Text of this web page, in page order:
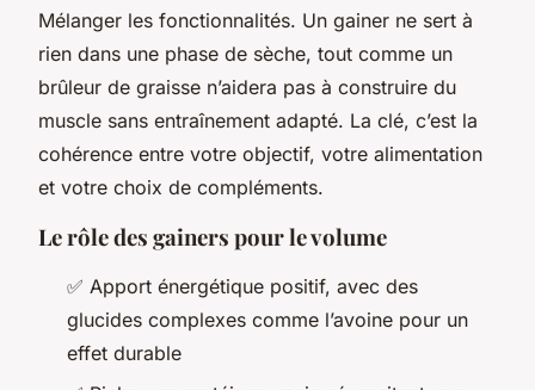
Mélanger les fonctionnalités. Un gainer ne sert à
rien dans une phase de sèche, tout comme un
brûleur de graisse n’aidera pas à construire du
muscle sans entraînement adapté. La clé, c’est la
cohérence entre votre objectif, votre alimentation
et votre choix de compléments.
Le rôle des gainers pour le volume
✅ Apport énergétique positif, avec des
glucides complexes comme l’avoine pour un
effet durable